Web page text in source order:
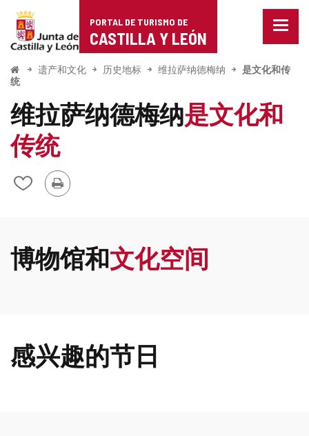
Portal
de
Turismo
de
Castilla
y
León
PORTAL DE TURISMO DE
CASTILLA Y LEÓN
菜
关
示
导
开
始
遗产和文化 历史地标 维拉萨纳德梅纳
是文化和传
统
维拉萨纳德梅纳是文化和
传统
从
本
中
打
印
博物馆和文化空间
感兴趣的节日